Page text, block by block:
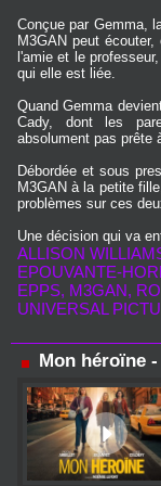
Conçue par Gemma,
M3GAN peut
l'amie et le
qui elle est liée.
Quand Gemma
Cady, dont les
absolument pas prête
Débordée et sous
M3GAN à la petite
problèmes sur ces
Une décision qui va
ALLISON
EPOUVANTE-
EPPS, M3GAN,
UNIVERSAL
Mon héroïne